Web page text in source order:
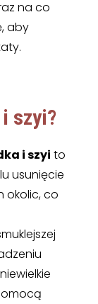
na co
aby
szyi?
i szyi to
usunięcie
okolic, co